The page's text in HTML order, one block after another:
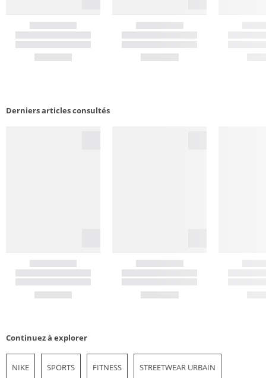
Derniers articles consultés
Continuez à explorer
NIKE SPORTS FITNESS STREETWEAR URBAIN